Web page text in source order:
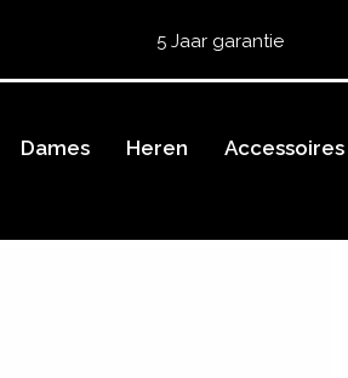
5 Jaar garantie
Beoordeeld met een4,51uit 5 op
Gratis verzending van je bestellingvanaf
Dames Heren Accessoires